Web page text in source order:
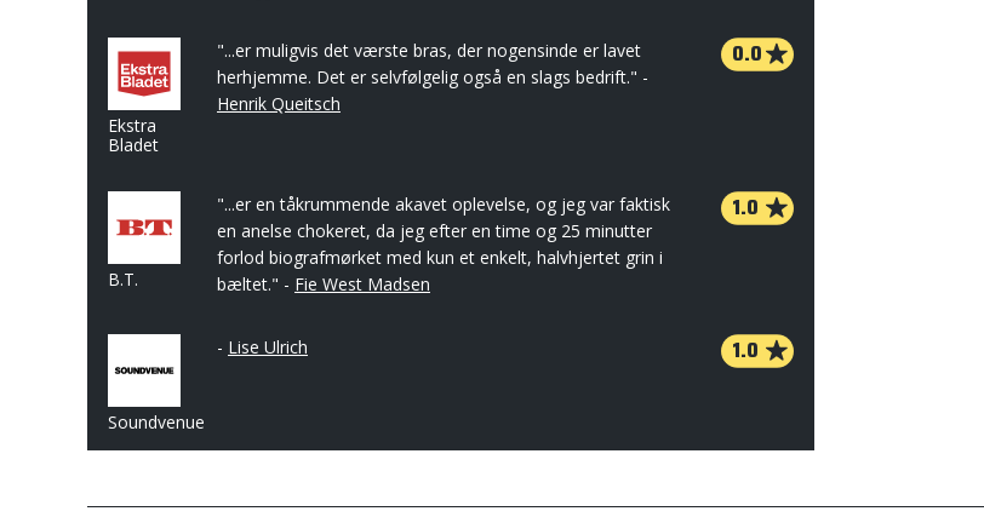
Ekstra
Bladet
"...er muligvis det værste bras, der nogensinde er lavet
herhjemme. Det er selvfølgelig også en slags bedrift." -
Henrik Queitsch
0.0
B.T.
"...er en tåkrummende akavet oplevelse, og jeg var faktisk
en anelse chokeret, da jeg efter en time og 25 minutter
forlod biografmørket med kun et enkelt, halvhjertet grin i
bæltet." - Fie West Madsen
1.0
Soundvenue
- Lise Ulrich 1.0